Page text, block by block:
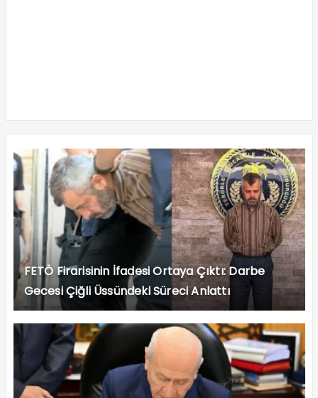
FETÖ Firarisinin İfadesi Ortaya Çıktı: Darbe
Gecesi Çiğli Üssündeki Süreci Anlattı